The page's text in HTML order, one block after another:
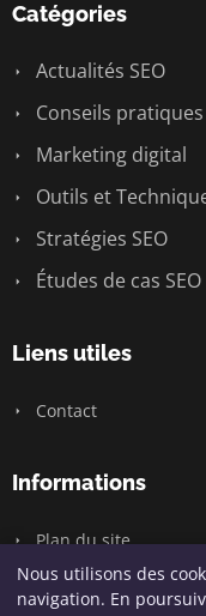
Catégories
Actualités SEO
Conseils pratiques
Marketing digital
Outils et
Stratégies SEO
Études de cas SEO
Liens utiles
Contact
Informations
Plan du site
Nous utilisons des
navigation. En